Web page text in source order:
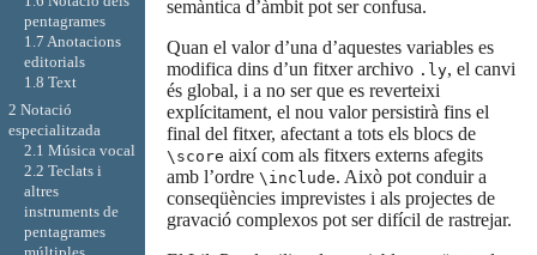
semàntica d’àmbit pot ser confusa.
Quan el valor d’una d’aquestes variables es
modifica dins d’un fitxer archivo .ly, el canvi
és global, i a no ser que es reverteixi
explícitament, el nou valor persistirà fins el
final del fitxer, afectant a tots els blocs de
\score així com als fitxers externs afegits
amb l’ordre \include. Això pot conduir a
conseqüències imprevistes i als projectes de
gravació complexos pot ser difícil de rastrejar.
pentagrames
1.7 Anotacions
editorials
1.8 Text
2 Notació
especialitzada
2.1 Música vocal
2.2 Teclats i
altres
instruments de
pentagrames